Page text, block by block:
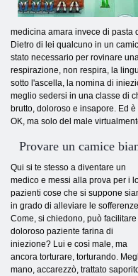
medicina amara invece di pasta
Dietro di lei qualcuno in un
stato necessario per rovinare
respirazione, non respira, la
sotto l'ascella, la nomina di
meglio sedersi in una classe di
brutto, doloroso e insapore. Ed
OK, ma solo del male
Provare un camice
Qui si te stesso a diventare un
medico e messi alla prova per i
pazienti cose che si suppone
in grado di alleviare le
Come, si chiedono, può facilitare
doloroso paziente farina di
iniezione? Lui e così male, ma
ancora torturare, torturando.
mano, accarezzò, trattato